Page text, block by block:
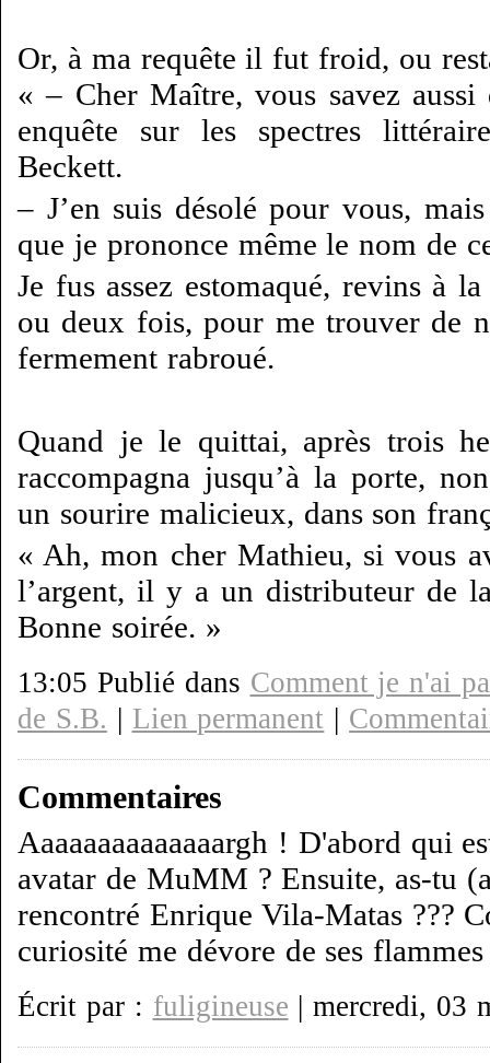
Or, à ma requête il fut froid, ou
« – Cher Maître, vous savez
enquête sur les spectres
Beckett.
– J’en suis désolé pour vous,
que je prononce même le nom de
Je fus assez estomaqué, revins à
ou deux fois, pour me trouver de
fermement rabroué.
Quand je le quittai, après trois
raccompagna jusqu’à la porte,
un sourire malicieux, dans son
« Ah, mon cher Mathieu, si vous
l’argent, il y a un distributeur de
Bonne soirée. »
13:05 Publié dans Comment je n'ai
de S.B. | Lien permanent |
Commentaires
Aaaaaaaaaaaaaargh ! D'abord qui
avatar de MuMM ? Ensuite, as-tu
rencontré Enrique Vila-Matas ???
curiosité me dévore de ses
Écrit par : fuligineuse | mercredi, 03